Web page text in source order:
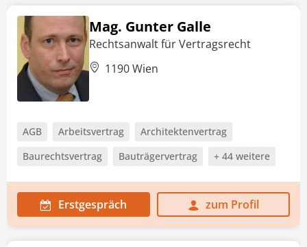
Mag. Gunter Galle
Rechtsanwalt für Vertragsrecht
1190 Wien
AGB Arbeitsvertrag
Architektenvertrag
Baurechtsvertrag
Bauträgervertrag + 44 weitere
Erstgespräch zum Profil